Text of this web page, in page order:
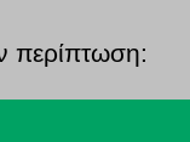
περίπτωση: